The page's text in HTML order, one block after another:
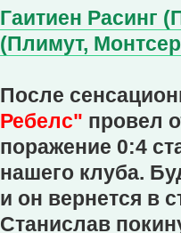
Гаитиен Расинг
(Плимут,
После
Ребелс" провел
поражение 0:4
нашего клуба.
и он вернется в
Станислав